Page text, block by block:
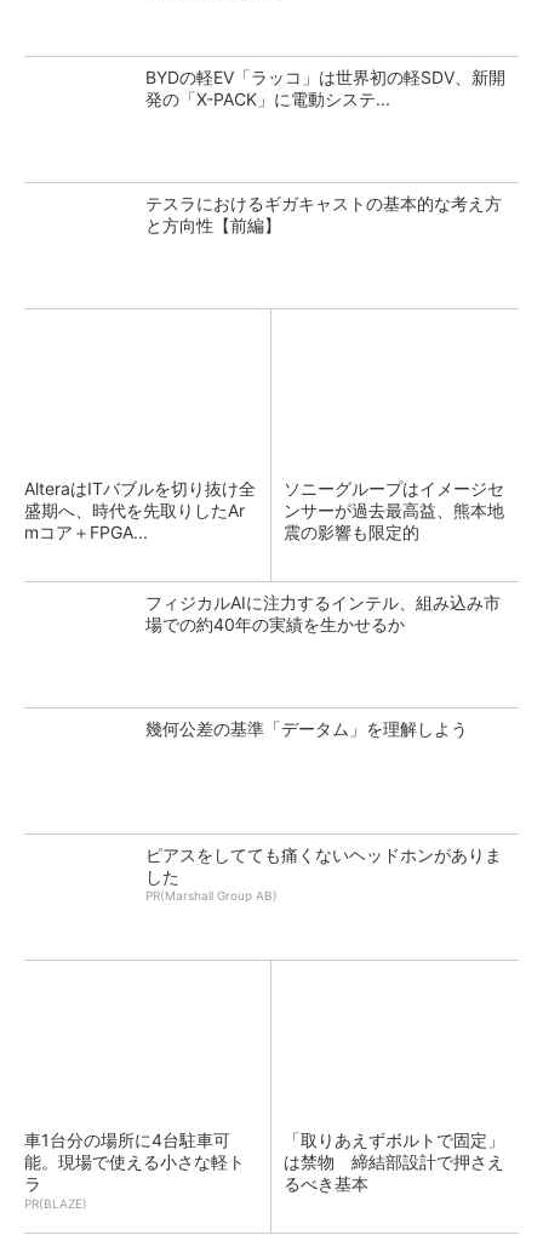
BYDの軽EV「ラッコ」は世界初の軽SDV、新開
発の「X-PACK」に電動システ...
テスラにおけるギガキャストの基本的な考え方
と方向性【前編】
AlteraはITバブルを切り抜け全
盛期へ、時代を先取りしたAr
mコア＋FPGA...
ソニーグループはイメージセ
ンサーが過去最高益、熊本地
震の影響も限定的
フィジカルAIに注力するインテル、組み込み市
場での約40年の実績を生かせるか
幾何公差の基準「データム」を理解しよう
ピアスをしてても痛くないヘッドホンがありま
した
PR(Marshall Group AB)
車1台分の場所に4台駐車可
能。現場で使える小さな軽ト
ラ
PR(BLAZE)
「取りあえずボルトで固定」
は禁物 締結部設計で押さえ
るべき基本